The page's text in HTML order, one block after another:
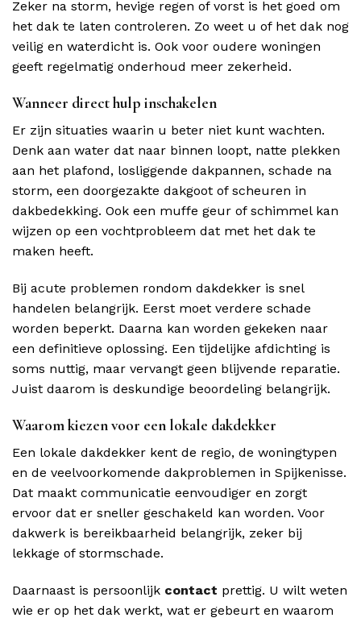
Zeker na storm, hevige regen of vorst is het goed om
het dak te laten controleren. Zo weet u of het dak nog
veilig en waterdicht is. Ook voor oudere woningen
geeft regelmatig onderhoud meer zekerheid.
Wanneer direct hulp inschakelen
Er zijn situaties waarin u beter niet kunt wachten.
Denk aan water dat naar binnen loopt, natte plekken
aan het plafond, losliggende dakpannen, schade na
storm, een doorgezakte dakgoot of scheuren in
dakbedekking. Ook een muffe geur of schimmel kan
wijzen op een vochtprobleem dat met het dak te
maken heeft.
Bij acute problemen rondom dakdekker is snel
handelen belangrijk. Eerst moet verdere schade
worden beperkt. Daarna kan worden gekeken naar
een definitieve oplossing. Een tijdelijke afdichting is
soms nuttig, maar vervangt geen blijvende reparatie.
Juist daarom is deskundige beoordeling belangrijk.
Waarom kiezen voor een lokale dakdekker
Een lokale dakdekker kent de regio, de woningtypen
en de veelvoorkomende dakproblemen in Spijkenisse.
Dat maakt communicatie eenvoudiger en zorgt
ervoor dat er sneller geschakeld kan worden. Voor
dakwerk is bereikbaarheid belangrijk, zeker bij
lekkage of stormschade.
Daarnaast is persoonlijk contact prettig. U wilt weten
wie er op het dak werkt, wat er gebeurt en waarom